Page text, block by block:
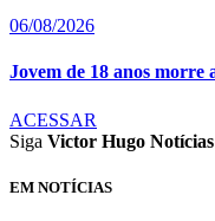
06/08/2026
Jovem de 18 anos morre
ACESSAR
Siga Victor Hugo Notícias
EM NOTÍCIAS